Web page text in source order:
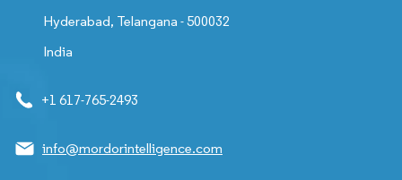
Hyderabad, Telangana - 500032
India
+1 617-765-2493
info@mordorintelligence.com